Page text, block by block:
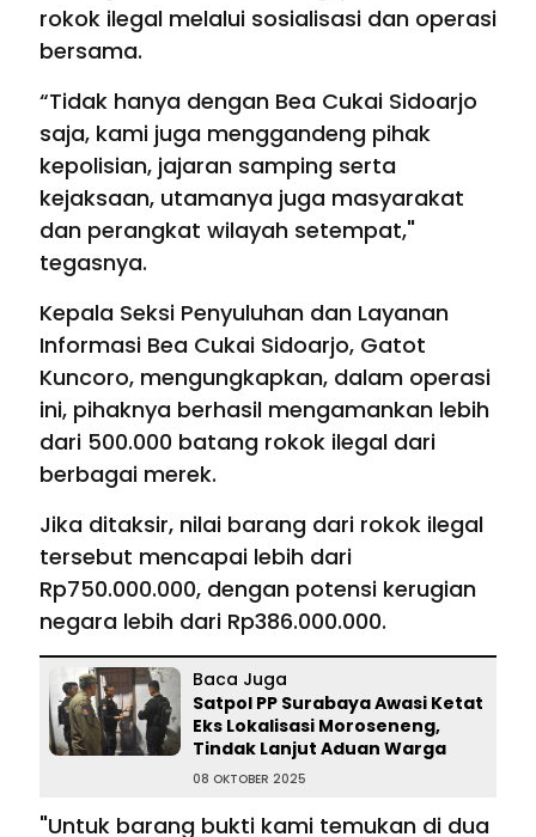
rokok ilegal melalui sosialisasi dan operasi
bersama.
“Tidak hanya dengan Bea Cukai Sidoarjo
saja, kami juga menggandeng pihak
kepolisian, jajaran samping serta
kejaksaan, utamanya juga masyarakat
dan perangkat wilayah setempat,"
tegasnya.
Kepala Seksi Penyuluhan dan Layanan
Informasi Bea Cukai Sidoarjo, Gatot
Kuncoro, mengungkapkan, dalam operasi
ini, pihaknya berhasil mengamankan lebih
dari 500.000 batang rokok ilegal dari
berbagai merek.
Jika ditaksir, nilai barang dari rokok ilegal
tersebut mencapai lebih dari
Rp750.000.000, dengan potensi kerugian
negara lebih dari Rp386.000.000.
Baca Juga
Satpol PP Surabaya Awasi Ketat
Eks Lokalisasi Moroseneng,
Tindak Lanjut Aduan Warga
08 OKTOBER 2025
"Untuk barang bukti kami temukan di dua